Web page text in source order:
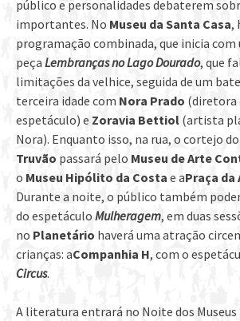
público e personalidades debaterem
importantes. No Museu da Santa Casa,
programação combinada, que inicia com
peçaLembranças no Lago Dourado, que
limitações da velhice, seguida de um
terceira idade com Nora Prado (diretora
espetáculo) e Zoravia Bettiol (artista
Nora). Enquanto isso, na rua, o cortejo
Truvão passará pelo Museu de Arte
o Museu Hipólito da Costa e aPraça
Durante a noite, o público também
do espetáculo Mulheragem, em duas
no Planetário haverá uma atração
crianças: aCompanhia H, com o
Circus.
A literatura entrará no Noite dos